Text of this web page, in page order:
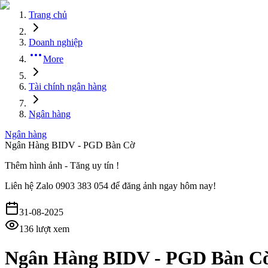
Trang chủ
Doanh nghiệp
More
Tài chính ngân hàng
Ngân hàng
Ngân hàng
Ngân Hàng BIDV - PGD Bàn Cờ
Thêm hình ảnh - Tăng uy tín !
Liên hệ Zalo 0903 383 054 để đăng ảnh ngay hôm nay!
31-08-2025
136 lượt xem
Ngân Hàng BIDV - PGD Bàn